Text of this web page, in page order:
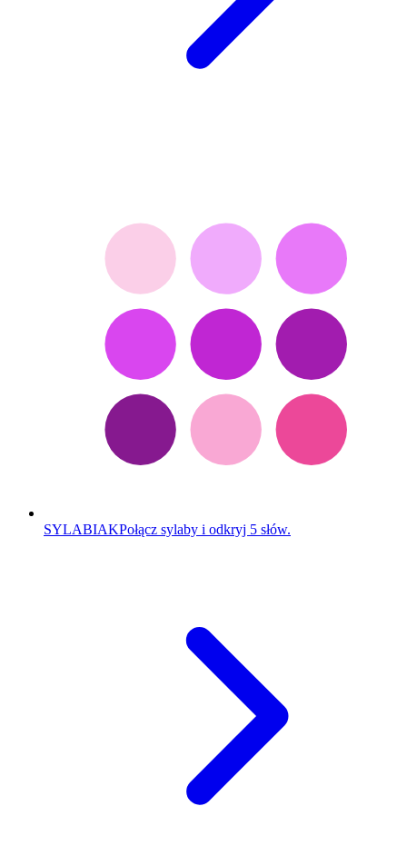
SYLABIAKPołącz sylaby i odkryj 5 słów.